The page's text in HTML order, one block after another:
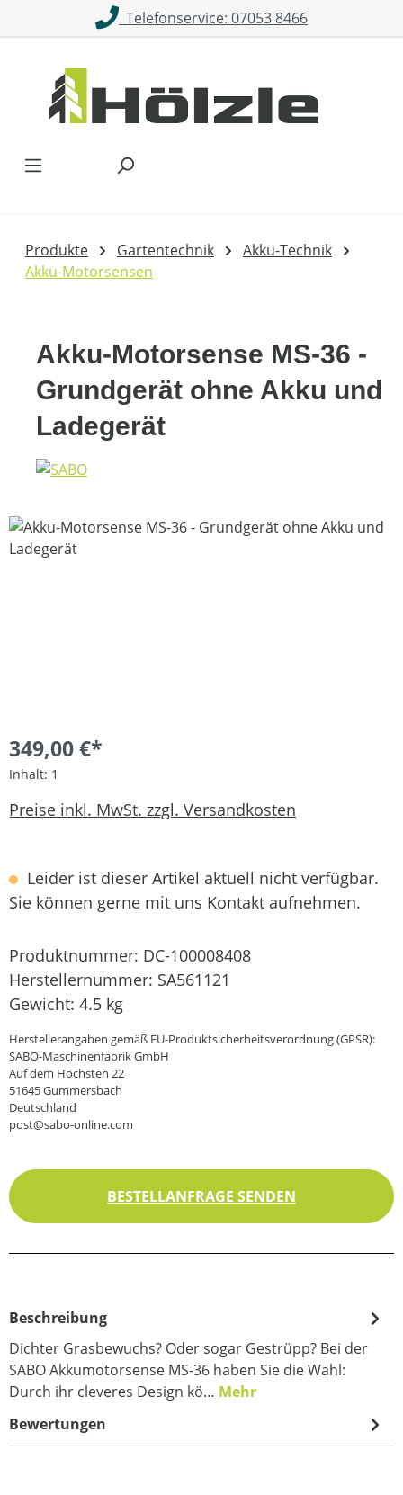
Zum Hauptinhalt springenTelefonservice: 07053 8466
Produkte Gartentechnik
Akku-Technik
Akku-Motorsensen
Akku-Motorsense MS-36 -
Grundgerät ohne Akku und
Ladegerät
Bildergalerie überspringen
349,00 €*
Inhalt: 1
Preise inkl. MwSt. zzgl. Versandkosten
Leider ist dieser Artikel aktuell nicht verfügbar.
Sie können gerne mit uns Kontakt aufnehmen.
Produktnummer: DC-100008408
Herstellernummer: SA561121
Gewicht: 4.5 kg
Herstellerangaben gemäß EU-Produktsicherheitsverordnung (GPSR):
SABO-Maschinenfabrik GmbH
Auf dem Höchsten 22
51645 Gummersbach
Deutschland
post@sabo-online.com
BESTELLANFRAGE SENDEN
Beschreibung
Dichter Grasbewuchs? Oder sogar Gestrüpp? Bei der
SABO Akkumotorsense MS-36 haben Sie die Wahl:
Durch ihr cleveres Design kö… Mehr
Bewertungen